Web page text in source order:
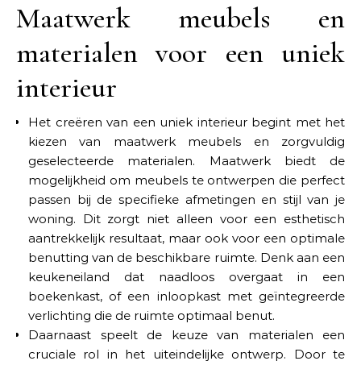
Maatwerk meubels en
materialen voor een uniek
interieur
Het creëren van een uniek interieur begint met het
kiezen van maatwerk meubels en zorgvuldig
geselecteerde materialen. Maatwerk biedt de
mogelijkheid om meubels te ontwerpen die perfect
passen bij de specifieke afmetingen en stijl van je
woning. Dit zorgt niet alleen voor een esthetisch
aantrekkelijk resultaat, maar ook voor een optimale
benutting van de beschikbare ruimte. Denk aan een
keukeneiland dat naadloos overgaat in een
boekenkast, of een inloopkast met geïntegreerde
verlichting die de ruimte optimaal benut.
Daarnaast speelt de keuze van materialen een
cruciale rol in het uiteindelijke ontwerp. Door te